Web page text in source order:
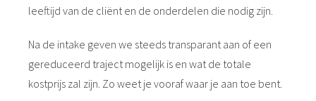
leeftijd van de cliënt en de onderdelen die nodig zijn.
Na de intake geven we steeds transparant aan of een
gereduceerd traject mogelijk is en wat de totale
kostprijs zal zijn. Zo weet je vooraf waar je aan toe bent.